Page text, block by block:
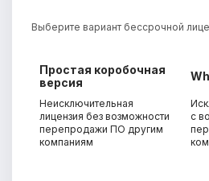
Выберите вариант бессрочной
Простая коробочная
версия
Неисключительная
лицензия без возможности
перепродажи ПО другим
компаниям
с